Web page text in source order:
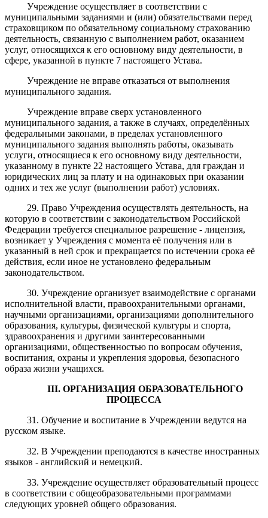
Учреждение осуществляет в соответствии с
муниципальными заданиями и (или) обязательствами перед
страховщиком по обязательному социальному страхованию
деятельность, связанную с выполнением работ, оказанием
услуг, относящихся к его основному виду деятельности, в
сфере, указанной в пункте 7 настоящего Устава.
Учреждение не вправе отказаться от выполнения
муниципального задания.
Учреждение вправе сверх установленного
муниципального задания, а также в случаях, определённых
федеральными законами, в пределах установленного
муниципального задания выполнять работы, оказывать
услуги, относящиеся к его основному виду деятельности,
указанному в пункте 22 настоящего Устава, для граждан и
юридических лиц за плату и на одинаковых при оказании
одних и тех же услуг (выполнении работ) условиях.
29. Право Учреждения осуществлять деятельность, на
которую в соответствии с законодательством Российской
Федерации требуется специальное разрешение - лицензия,
возникает у Учреждения с момента её получения или в
указанный в ней срок и прекращается по истечении срока её
действия, если иное не установлено федеральным
законодательством.
30. Учреждение организует взаимодействие с органами
исполнительной власти, правоохранительными органами,
научными организациями, организациями дополнительного
образования, культуры, физической культуры и спорта,
здравоохранения и другими заинтересованными
организациями, общественностью по вопросам обучения,
воспитания, охраны и укрепления здоровья, безопасного
образа жизни учащихся.
III. ОРГАНИЗАЦИЯ ОБРАЗОВАТЕЛЬНОГО
ПРОЦЕССА
31. Обучение и воспитание в Учреждении ведутся на
русском языке.
32. В Учреждении преподаются в качестве иностранных
языков - английский и немецкий.
33. Учреждение осуществляет образовательный процесс
в соответствии с общеобразовательными программами
следующих уровней общего образования.